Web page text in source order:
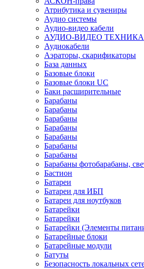
Атрибутика и сувениры
Аудио системы
Аудио-видео кабели
АУДИО-ВИДЕО ТЕХНИКА
Аудиокабели
Аэраторы, скарификаторы
База данных
Базовые блоки
Базовые блоки UC
Баки расширительные
Барабаны
Барабаны
Барабаны
Барабаны
Барабаны
Барабаны
Барабаны
Барабаны фотобарабаны,
Бастион
Батареи
Батареи для ИБП
Батареи для ноутбуков
Батарейки
Батарейки
Батарейки (Элементы
Батарейные блоки
Батарейные модули
Батуты
Безопасность локальных